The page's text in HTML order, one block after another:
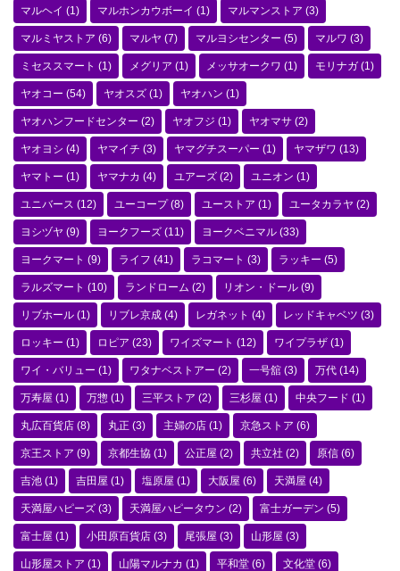
マルヘイ (1) マルホンカウボーイ (1) マルマンストア (3)
マルミヤストア (6) マルヤ (7) マルヨシセンター (5) マルワ (3)
ミセススマート (1) メグリア (1) メッサオークワ (1) モリナガ (1)
ヤオコー (54) ヤオスズ (1) ヤオハン (1)
ヤオハンフードセンター (2) ヤオフジ (1) ヤオマサ (2)
ヤオヨシ (4) ヤマイチ (3) ヤマグチスーパー (1) ヤマザワ (13)
ヤマトー (1) ヤマナカ (4) ユアーズ (2) ユニオン (1)
ユニバース (12) ユーコープ(8) ユーストア (1) ユータカラヤ (2)
ヨシヅヤ (9) ヨークフーズ (11) ヨークベニマル (33)
ヨークマート (9) ライフ (41) ラコマート (3) ラッキー (5)
ラルズマート (10) ランドローム (2) リオン・ドール (9)
リブホール (1) リブレ京成 (4) レガネット (4) レッドキャベツ (3)
ロッキー (1) ロピア (23) ワイズマート (12) ワイプラザ (1)
ワイ・バリュー (1) ワタナベストアー (2) 一号舘 (3) 万代 (14)
万寿屋 (1) 万惣 (1) 三平ストア (2) 三杉屋 (1) 中央フード (1)
丸広百貨店 (8) 丸正 (3) 主婦の店 (1) 京急ストア (6)
京王ストア (9) 京都生協 (1) 公正屋 (2) 共立社 (2) 原信 (6)
吉池 (1) 吉田屋 (1) 塩原屋 (1) 大阪屋 (6) 天満屋 (4)
天満屋ハピーズ (3) 天満屋ハピータウン (2) 富士ガーデン (5)
富士屋 (1) 小田原百貨店 (3) 尾張屋 (3) 山形屋 (3)
山形屋ストア (1) 山陽マルナカ (1) 平和堂 (6) 文化堂 (6)